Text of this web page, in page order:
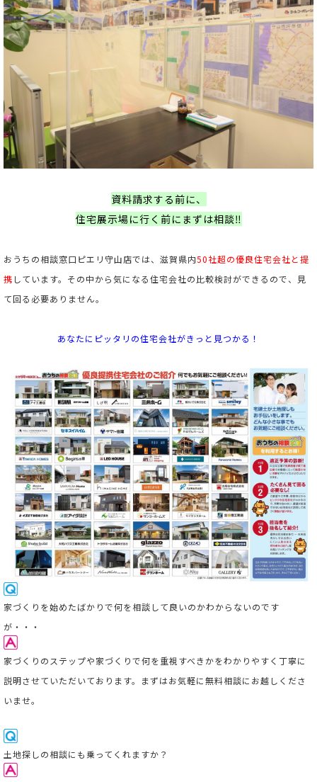
資料請求する前に、
住宅展示場に行く前にまずは相談‼
おうちの相談窓口ピエリ守山店では、滋賀県内50社超の優良住宅会社と提
携 しています。 その中から気になる住宅会社の比較検討ができるので、見
て回る必要ありません。
あなたにピッタリの住宅会社がきっと見つかる！
家づくりを始めたばかりで何を相談して良いのかわからないのです
が・・・
家づくりのステップや家づくりで何を重視すべきかをわかりやすく丁寧に
説明させていただいております。まずはお気軽に無料相談にお越しくださ
いませ。
土地探しの相談にも乗ってくれますか？